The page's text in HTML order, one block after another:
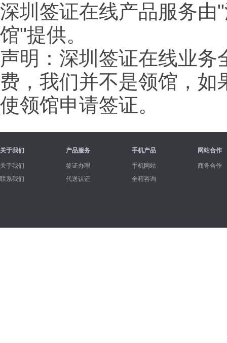
深圳签证在线产品服务由
馆"提供。
声明：深圳签证在线业务
费，我们并不是领馆，
使领馆申请签证。
关于我们
关于我们
联系我们
产品服务
签证办理
代送认证
手机产品
手机网站
全程咨询
网站合作
商务合作